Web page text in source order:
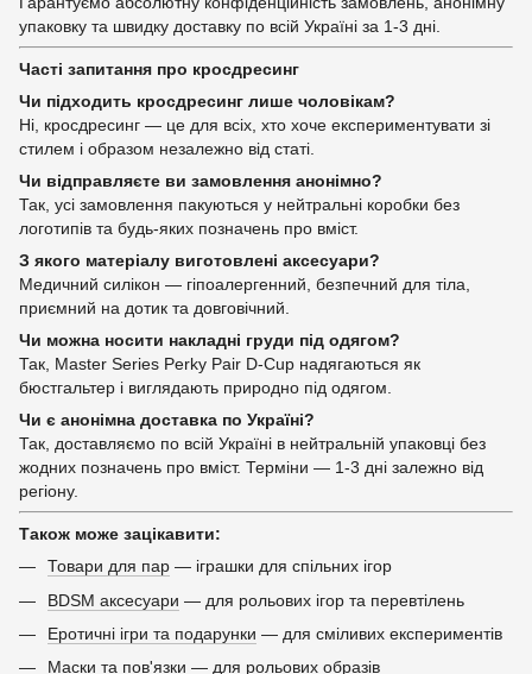
упаковку та швидку доставку по всій Україні за 1-3 дні.
Часті запитання про кросдресинг
Чи підходить кросдресинг лише чоловікам?
Ні, кросдресинг — це для всіх, хто хоче експериментувати зі
стилем і образом незалежно від статі.
Чи відправляєте ви замовлення анонімно?
Так, усі замовлення пакуються у нейтральні коробки без
логотипів та будь-яких позначень про вміст.
З якого матеріалу виготовлені аксесуари?
Медичний силікон — гіпоалергенний, безпечний для тіла,
приємний на дотик та довговічний.
Чи можна носити накладні груди під одягом?
Так, Master Series Perky Pair D-Cup надягаються як
бюстгальтер і виглядають природно під одягом.
Чи є анонімна доставка по Україні?
Так, доставляємо по всій Україні в нейтральній упаковці без
жодних позначень про вміст. Терміни — 1-3 дні залежно від
регіону.
Також може зацікавити:
Товари для пар — іграшки для спільних ігор
BDSM аксесуари — для рольових ігор та перевтілень
Еротичні ігри та подарунки — для сміливих експериментів
Маски та пов'язки — для рольових образів